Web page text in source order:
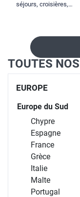
séjours, croisières,
TOUTES NOS
EUROPE
Europe du Sud
Chypre
Espagne
France
Grèce
Italie
Malte
Portugal